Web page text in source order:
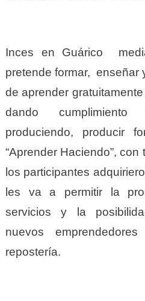
Inces en Guárico
pretende formar, enseñar
de aprender
dando
produciendo, producir
“Aprender Haciendo”,
los participantes
les va a permitir la
servicios y la
nuevos
repostería.